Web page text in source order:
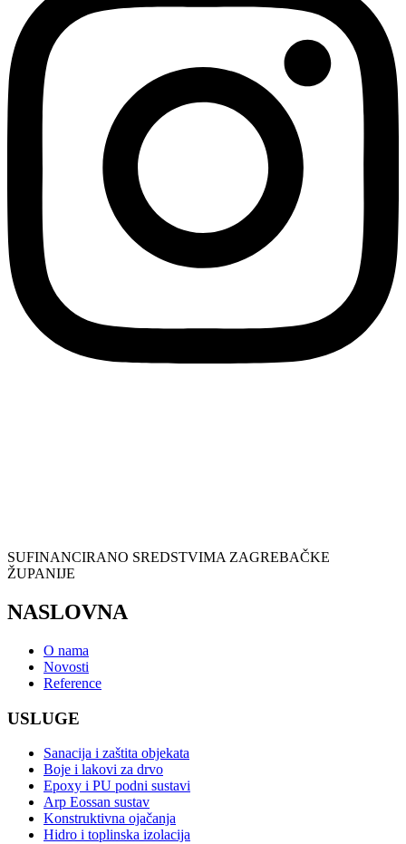
SUFINANCIRANO SREDSTVIMA ZAGREBAČKE
ŽUPANIJE
NASLOVNA
O nama
Novosti
Reference
USLUGE
Sanacija i zaštita objekata
Boje i lakovi za drvo
Epoxy i PU podni sustavi
Arp Eossan sustav
Konstruktivna ojačanja
Hidro i toplinska izolacija